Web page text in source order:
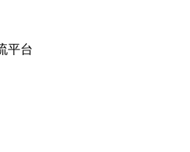
平台